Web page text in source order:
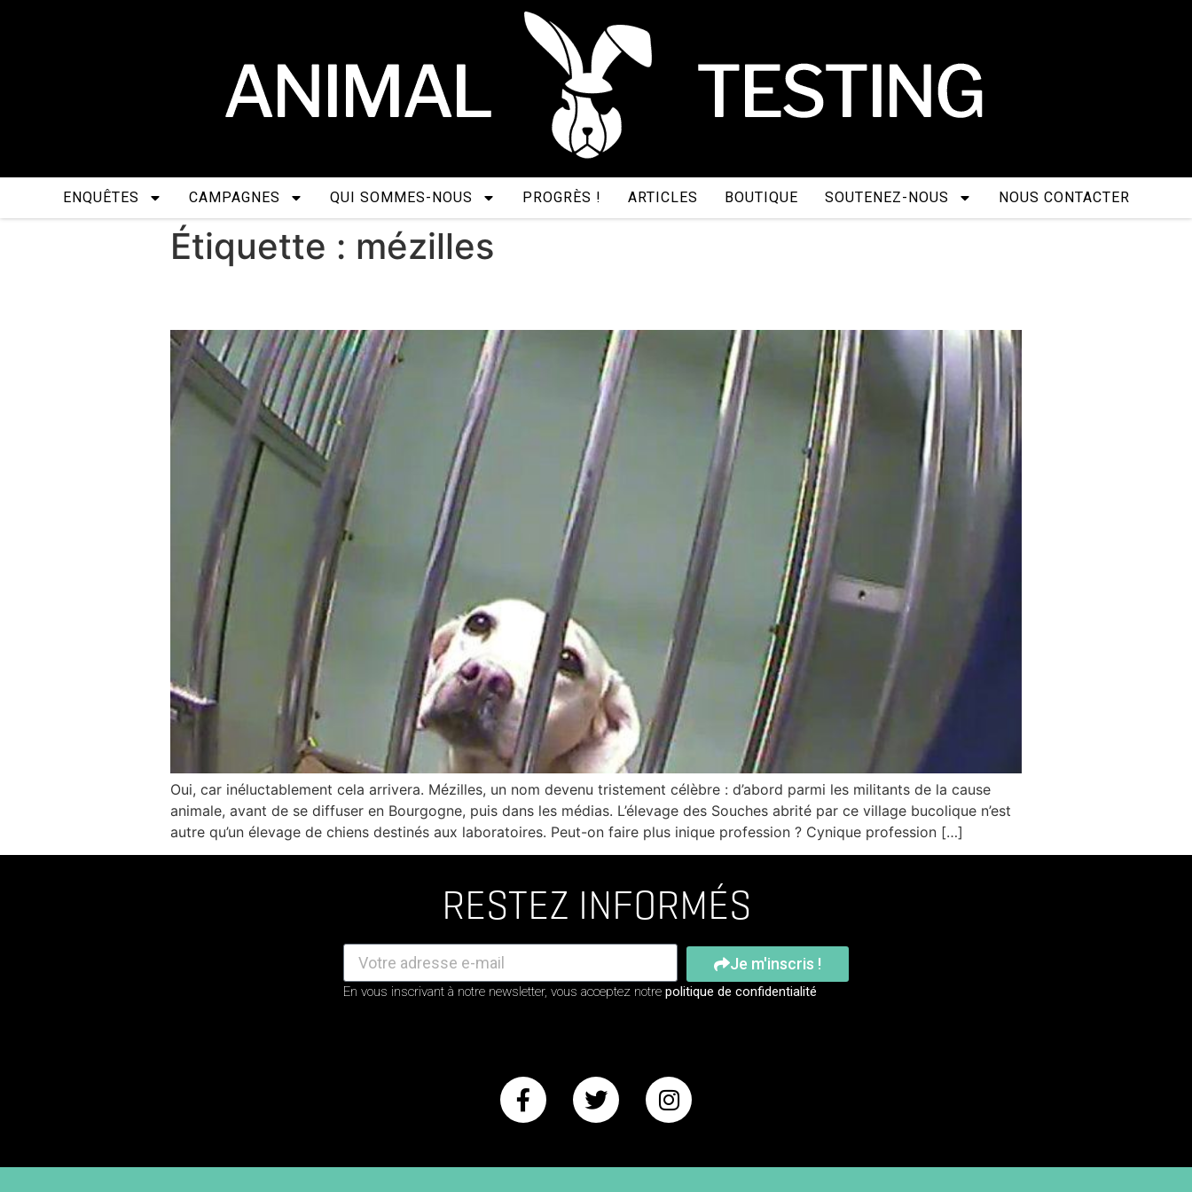
ENQUÊTES CAMPAGNES QUI SOMMES-NOUS PROGRÈS ! ARTICLES BOUTIQUE SOUTENEZ-NOUS NOUS CONTACTER
Étiquette : mézilles
Oui, car inéluctablement cela arrivera. Mézilles, un nom devenu tristement célèbre : d’abord parmi les militants de la cause
animale, avant de se diffuser en Bourgogne, puis dans les médias. L’élevage des Souches abrité par ce village bucolique n’est
autre qu’un élevage de chiens destinés aux laboratoires. Peut-on faire plus inique profession ? Cynique profession […]
RESTEZ INFORMÉS
Je m'inscris !
En vous inscrivant à notre newsletter, vous acceptez notre politique de confidentialité